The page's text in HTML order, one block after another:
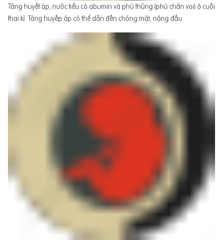
Tăng huyết áp, nước tiểu có abumin và phù thũng (phù chân voi) ở cuối
thai kì. Tăng huyếp áp có thể dẫn đến chóng mặt, nặng đầu.